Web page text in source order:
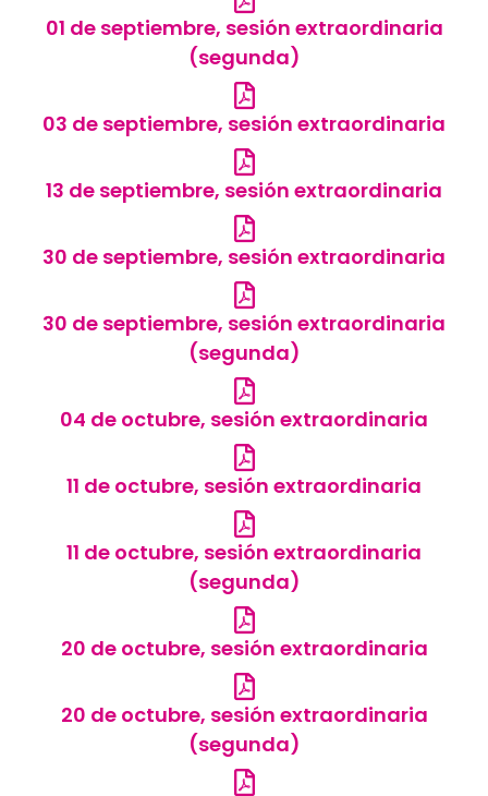
01 de septiembre, sesión extraordinaria
(segunda)
03 de septiembre, sesión extraordinaria
13 de septiembre, sesión extraordinaria
30 de septiembre, sesión extraordinaria
30 de septiembre, sesión extraordinaria
(segunda)
04 de octubre, sesión extraordinaria
11 de octubre, sesión extraordinaria
11 de octubre, sesión extraordinaria
(segunda)
20 de octubre, sesión extraordinaria
20 de octubre, sesión extraordinaria
(segunda)